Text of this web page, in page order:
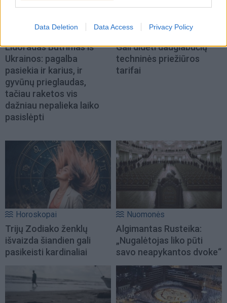
Data Deletion Data Access Privacy Policy
Pasaulis
Eldoradas Butrimas iš
Ukrainos: pagalba
pasiekia ir karius, ir
gyvūnų prieglaudas,
tačiau raketos vis
dažniau nepalieka laiko
pasislėpti
Klaipėda
Gali didėti daugiabučių
techninės priežiūros
tarifai
Horoskopai
Trijų Zodiako ženklų
išvaizda šiandien gali
pasikeisti kardinaliai
Nuomonės
Algimantas Rusteika:
„Nugalėtojas liko pūti
savo neapykantos dvoke“